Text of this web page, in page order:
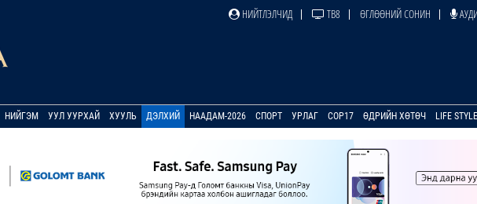
НИЙТЛЭЛЧИД ТВ8 ӨГЛӨӨНИЙ СОНИН
НИЙГЭМ УУЛ УУРХАЙ ХУУЛЬ ДЭЛХИЙ НААДАМ-2026 СПОРТ УРЛАГ COP17 ӨДРИЙН ХӨТӨЧ LIFE STYLE